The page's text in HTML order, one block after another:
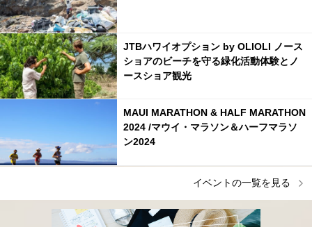
JTBハワイオプション by OLIOLI ノース
ショアのビーチを守る緑化活動体験とノ
ースショア観光
MAUI MARATHON & HALF MARATHON
2024 /マウイ・マラソン＆ハーフマラソ
ン2024
イベントの一覧を見る